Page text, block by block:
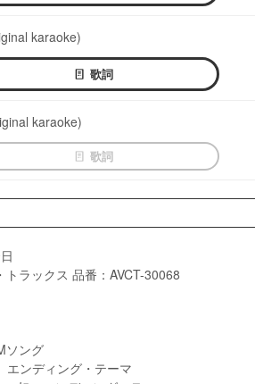
karaoke)
歌詞
karaoke)
歌詞
ラックス 品番：AVCT-30068
ソング
エンディング・テーマ